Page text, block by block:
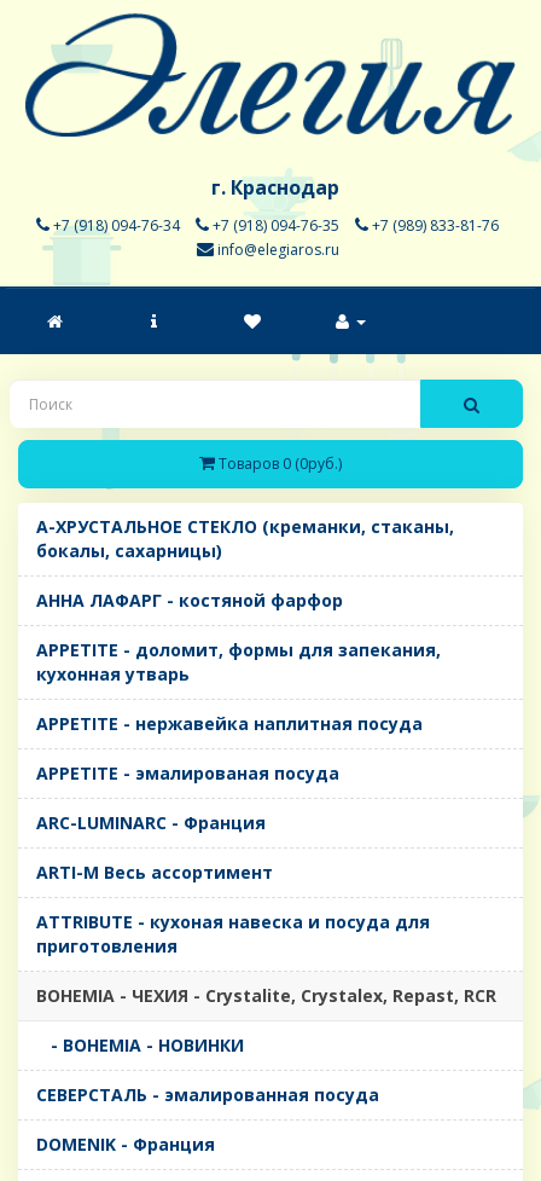
г. Краснодар
+7 (918) 094-76-34 +7 (918) 094-76-35
+7 (989) 833-81-76
info@elegiaros.ru
Товаров 0 (0руб.)
A-ХРУСТАЛЬНОЕ СТЕКЛО (креманки, стаканы,
бокалы, сахарницы)
AHHA ЛАФАРГ - костяной фарфор
APPETITE - доломит, формы для запекания,
кухонная утварь
APPETITE - нержавейка наплитная посуда
APPETITE - эмалированая посуда
ARC-LUMINARC - Франция
ARTI-M Весь ассортимент
ATTRIBUTE - кухоная навеска и посуда для
приготовления
BOHEMIA - ЧЕХИЯ - Crystalite, Crystalex, Repast, RCR
- BOHEMIA - НОВИНКИ
CЕВЕРСТАЛЬ - эмалированная посуда
DOMENIK - Франция